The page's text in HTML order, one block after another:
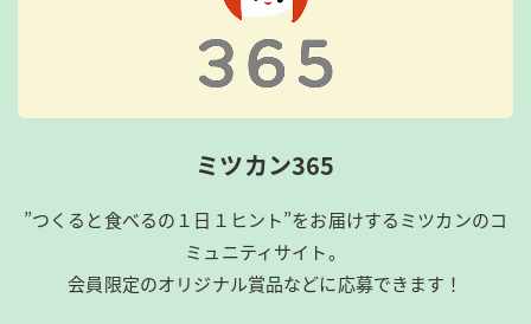
ミツカン365
”つくると食べるの１日１ヒント”をお届けするミツカンのコ
ミュニティサイト。
会員限定のオリジナル賞品などに応募できます！